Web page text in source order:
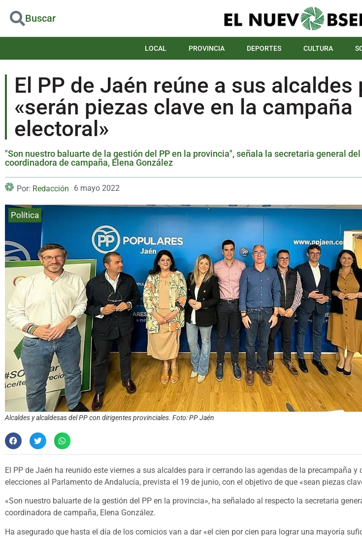
Buscar
LOCAL PROVINCIA DEPORTES CULTURA
El PP de Jaén reúne a sus alcaldes
«serán piezas clave en la campaña
electoral»
"Son nuestro baluarte de la gestión del PP en la provincia", señala la secretaria general
coordinadora de campaña, Elena González
Por: Redacción 6 mayo 2022
Política
Alcaldes y alcaldesas del PP con dirigentes provinciales. Foto: PP Jaén
El PP de Jaén ha reunido este viernes a sus alcaldes para ir cerrando las agendas de la precampaña y
elecciones al Parlamento de Andalucía, prevista el 19 de junio, con el objetivo de que «sean piezas
«Son nuestro baluarte de la gestión del PP en la provincia», ha señalado al respecto la secretaria
coordinadora de campaña, Elena González.
Ha asegurado que hasta el día de los comicios van a dar «el cien por cien para lograr una mayoría